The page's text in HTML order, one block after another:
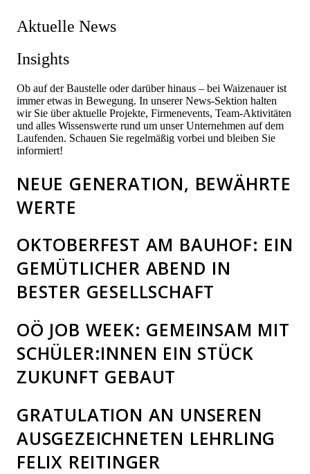
Aktuelle News
Insights
Ob auf der Baustelle oder darüber hinaus – bei Waizenauer ist
immer etwas in Bewegung. In unserer News-Sektion halten
wir Sie über aktuelle Projekte, Firmenevents, Team-Aktivitäten
und alles Wissenswerte rund um unser Unternehmen auf dem
Laufenden. Schauen Sie regelmäßig vorbei und bleiben Sie
informiert!
NEUE GENERATION, BEWÄHRTE
WERTE
OKTOBERFEST AM BAUHOF: EIN
GEMÜTLICHER ABEND IN
BESTER GESELLSCHAFT
OÖ JOB WEEK: GEMEINSAM MIT
SCHÜLER:INNEN EIN STÜCK
ZUKUNFT GEBAUT
GRATULATION AN UNSEREN
AUSGEZEICHNETEN LEHRLING
FELIX REITINGER